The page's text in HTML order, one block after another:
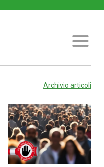
Archivio articoli